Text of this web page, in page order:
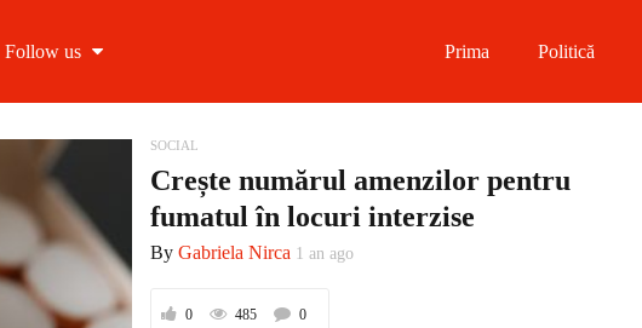
Follow us
Follow us on Twitter
Follow us on Instagram
Follow us on Telegram
Prima Politică
SOCIAL
Crește numărul amenzilor pentru
fumatul în locuri interzise
By Gabriela Nirca 1 an ago
0 485 0